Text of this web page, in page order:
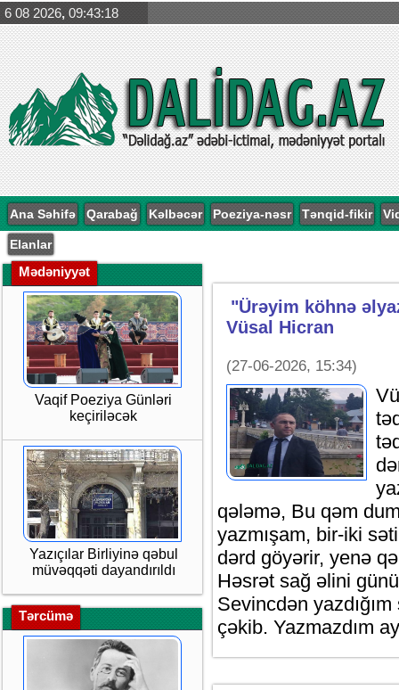
6 08 2026, 09:43:19
Ana Səhifə Qarabağ Kəlbəcər Poeziya-nəsr Tənqid-fikir
Elanlar
Mədəniyyət
Vaqif Poeziya Günləri
keçiriləcək
Yazıçılar Birliyinə qəbul
müvəqqəti dayandırıldı
Tərcümə
"Ürəyim köhnə
Vüsal Hicran
(27-06-2026, 15:34)
qələmə, Bu qəm
yazmışam, bir-iki
dərd göyərir, yenə
Həsrət sağ əlini
Sevincdən
çəkib. Yazmazdım